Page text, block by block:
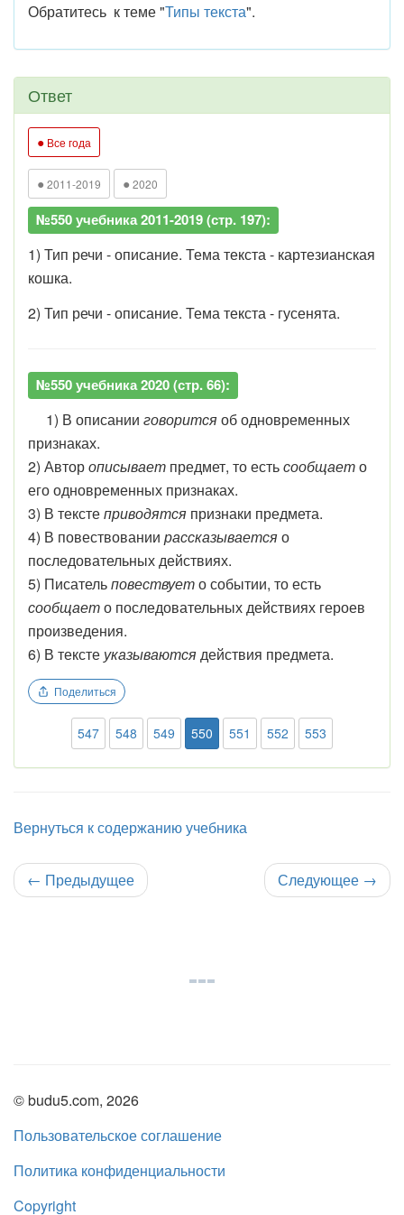
Обратитесь к теме "Типы текста".
Ответ
● Все года
● 2011-2019 ● 2020
№550 учебника 2011-2019 (стр. 197):
1) Тип речи - описание. Тема текста - картезианская
кошка.
2) Тип речи - описание. Тема текста - гусенята.
№550 учебника 2020 (стр. 66):
1) В описании говоритсяоб одновременных
признаках.
2) Авторописывает предмет, то естьсообщаето
его одновременных признаках.
3) В текстеприводятся признаки предмета.
4) В повествовании рассказываетсяо
последовательных действиях.
5) Писательповествуето событии, то есть
сообщаето последовательных действиях героев
произведения.
6) В тексте указываютсядействия предмета.
Поделиться
547 548 549 550 551 552 553
Вернуться к содержанию учебника
← Предыдущее Следующее →
© budu5.com, 2026
Пользовательское соглашение
Политика конфиденциальности
Copyright